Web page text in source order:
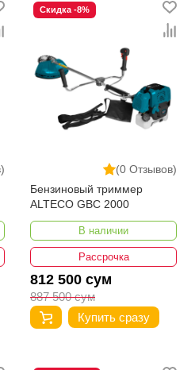
(0 Отзывов)
Скидка -8%
Бензиновый триммер
ALTECO GBC 2000
В наличии
Рассрочка
812 500 сум
887 500 сум
Купить сразу